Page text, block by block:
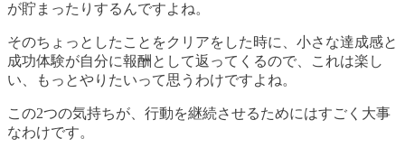
が貯まったりするんですよね。
そのちょっとしたことをクリアをした時に、小さな達成感と
成功体験が自分に報酬として返ってくるので、これは楽し
い、もっとやりたいって思うわけですよね。
この2つの気持ちが、行動を継続させるためにはすごく大事
なわけです。